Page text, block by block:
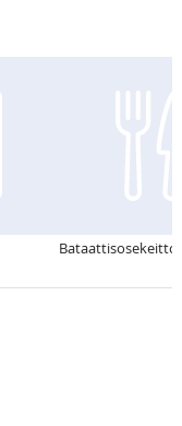
Bataattisosekeitto